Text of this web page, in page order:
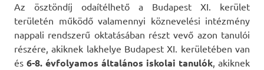
Az ösztöndíj odaítélhető a Budapest XI. kerület
területén működő valamennyi köznevelési intézmény
nappali rendszerű oktatásában részt vevő azon tanulói
részére, akiknek lakhelye Budapest XI. kerületében van
és 6-8. évfolyamos általános iskolai tanulók, akiknek